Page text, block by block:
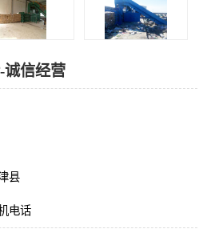
诚信经营
县
电话